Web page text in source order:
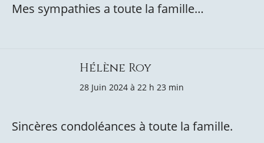
Mes sympathies a toute la famille…
Hélène Roy
28 Juin 2024 à 22 h 23 min
Sincères condoléances à toute la famille.